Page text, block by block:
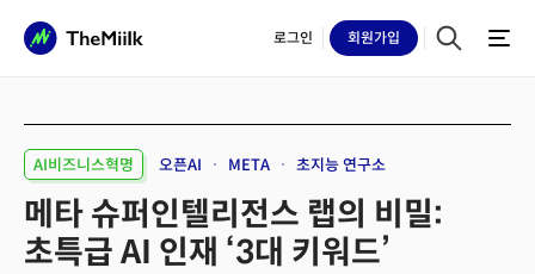
로그인 회원가입
AI비즈니스혁명 오픈AI META 초지능 연구소
메타 슈퍼인텔리전스 랩의 비밀:
초특급 AI 인재 ‘3대 키워드’